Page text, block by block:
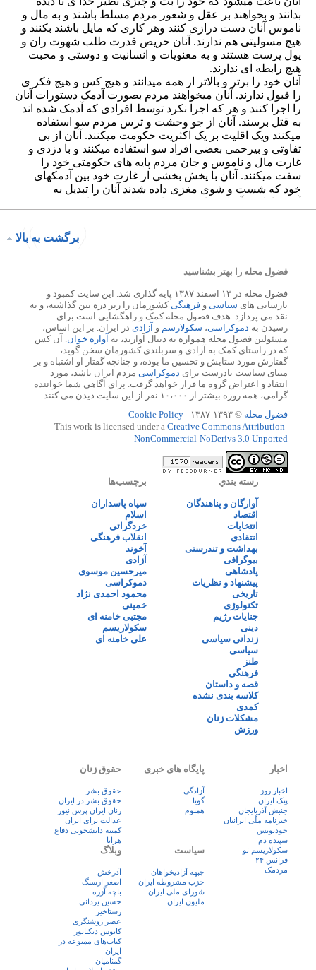
برگشت به بالا
فضول محله را بهتر بشناسید
فضول محله در ۱۳ اسفند ۱۳۸۷ پایه گذاری شد. این سایت کمبود و
نارسایی های سیاسی و فرهنگیکشورمان را زیر ذره بین گذاشته، و به
نقد می پردازد. هدف فضول محله کمک و راهگشایی است برای
رسیدن به دموکراسی، سکولارسم و آزادی در ایران. بر این اساس،
مسئولین فضول محله همواره به دنبال آوازند، نه آوازه خوان. آن کس
که در راستای کمک به آزادی و سربلندی کشورمان سخن گوید،
گفتارش مورد ستایش و تحسین ما بوده، و چنانچه گفتار او اشتباه و بر
مبنای سیاست نادرست برای دموکراسی مردم ایران باشد، مورد
انتقاد و اعتراض گروه ما قرار خواهد گرفت. برای آگاهی شما خواننده
گرامی، همه روزه بیشتر از ۱۰،۰۰۰ نفر از این سایت دیدن می کنند.
فضول محله © ۱۳۹۳-۱۳۸۷ -
Cookie Policy
This work is licensed under a Creative Commons Attribution-
NonCommercial-NoDerivs 3.0 Unported
رسته بندي
آوارگان و پناهندگان
اقتصاد
انتخابات
انتقادی
بهداشت و تندرستی
بیوگرافی
پادشاهی
پیشنهاد و نظریات
تاریخی
تکنولوژی
جنایات رژیم
دینی
زندانی سیاسی
سیاسی
طنز
فرهنگی
قصه و داستان
کلاسه بندی نشده
کمدی
مشکلات زنان
ورزش
برچسب‌ها
سپاه پاسداران
اسلام
خردگرائی
انقلاب فرهنگی
آخوند
آزادی
میرحسین موسوی
دموکراسی
محمود احمدی نژاد
خمینی
مجتبی خامنه ای
سکولاریسم
علی خامنه ای
اخبار
اخبار روز
پيک ايران
جنبش آذربایجان
خبرنامه ملّی ایرانیان
خودنویس
سپیده دم
سکولاریسم نو
فرانس ۲۴
مردمک
پایگاه های خبری
آزادگی
گویا
همبوم
حقوق زنان
حقوق بشر
حقوق بشر در ایران
زنان ايران پرس نيوز
عدالت برای ایران
کمیته دانشجویی دفاع
هرانا
سیاست
جبهه آزادیخواهان
حزب مشروطه ایران
شورای ملی ایران
ملیون ایران
وبلاگ
آذرخش
اصغر ارسنگ
باچه آزره
حسین یزدانی
رستاخیز
عضر روشنگری
کابوس دیکتاتور
کتاب‌های ممنوعه در
ایران
گمنامیان